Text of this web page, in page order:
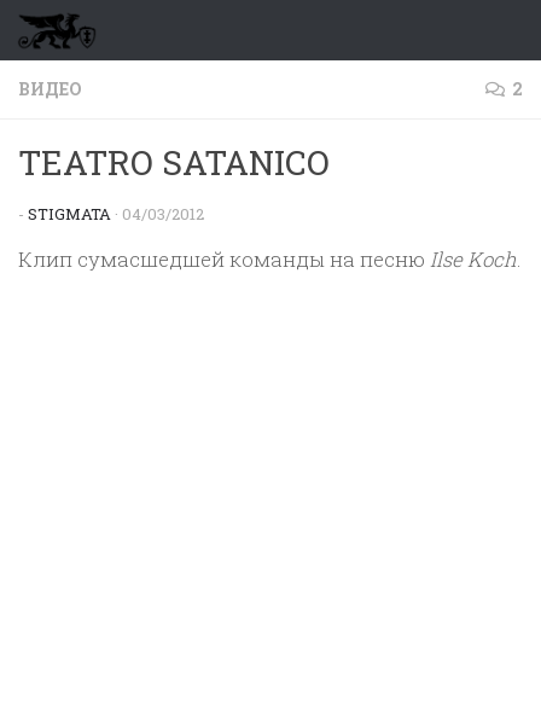
Перейти к содержимому
ВИДЕО 2
TEATRO SATANICO
- STIGMATA · 04/03/2012
Клип сумасшедшей команды на песню Ilse Koch.